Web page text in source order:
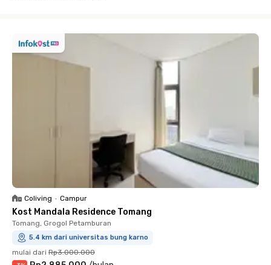
Coliving • Campur
Kost Mandala Residence Tomang
Tomang, Grogol Petamburan
5.4 km dari universitas bung karno
mulai dari Rp3.000.000